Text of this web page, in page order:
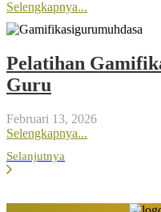
Selengkapnya...
Pelatihan
Guru
Februari 13, 2026
Selengkapnya...
Selanjutnya